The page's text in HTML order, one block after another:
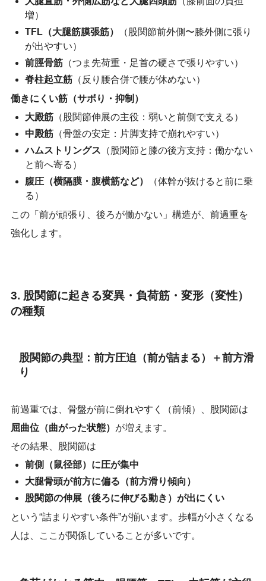
増）
TFL（大腿筋膜張筋）
（股関節前外側〜膝外側に張り
が出やすい）
前脛骨筋（つま先荷重・足首の硬さで張りやすい）
脊柱起立筋（反り腰合併で腰が休めない）
働きにくい筋（サボり・抑制）
大殿筋（股関節伸展の主役：弱いと前側で支える）
中殿筋（骨盤の安定：片脚支持で崩れやすい）
ハムストリングス （股関節と膝の後方支持：働かない
と前へ寄る）
腹圧（横隔膜・腹横筋など）
（体幹が抜けると前に乗
る）
この「前が頑張り、後ろが働かない」構造が、前過重を
強化します。
3. 股関節に起きる変異・負荷筋・変形（変性）
の種類
股関節の典型：前方圧迫（前が詰まる）＋前方滑
り
前過重では、骨盤が前に倒れやすく（前傾）、股関節は
屈曲位（曲がった状態） が増えます。
その結果、股関節は
前側（鼠径部）に圧が集中
大腿骨頭が前方に偏る（前方滑り傾向）
股関節の伸展（後ろに伸びる動き）が出にくい
という“詰まりやすい条件”が揃います。歩幅が小さくなる
人は、ここが関係していることが多いです。